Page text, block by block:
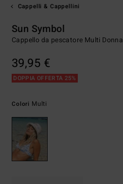
Cappelli & Cappellini
Sun Symbol
Cappello da pescatore Multi Donna
39,95 €
DOPPIA OFFERTA 25%
Colori Multi